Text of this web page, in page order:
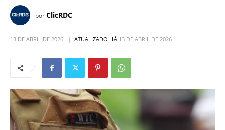
porClicRDC
13 DE ABRIL DE 2026 ATUALIZADO HÁ 13 DE ABRIL DE 2026